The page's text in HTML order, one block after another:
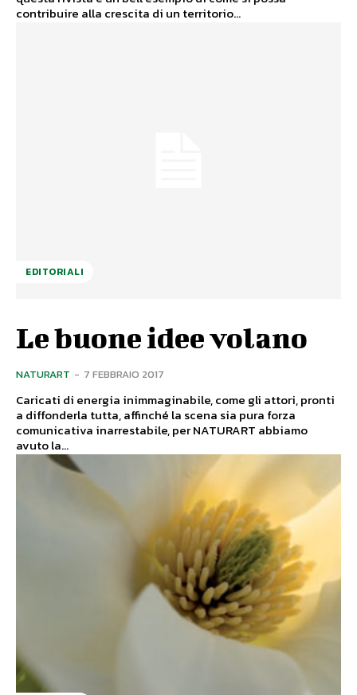
contribuire alla crescita di un territorio...
EDITORIALI
Le buone idee volano
NATURART - 7 FEBBRAIO 2017
Caricati di energia inimmaginabile, come gli attori, pronti
a diffonderla tutta, affinché la scena sia pura forza
comunicativa inarrestabile, per NATURART abbiamo
avuto la...